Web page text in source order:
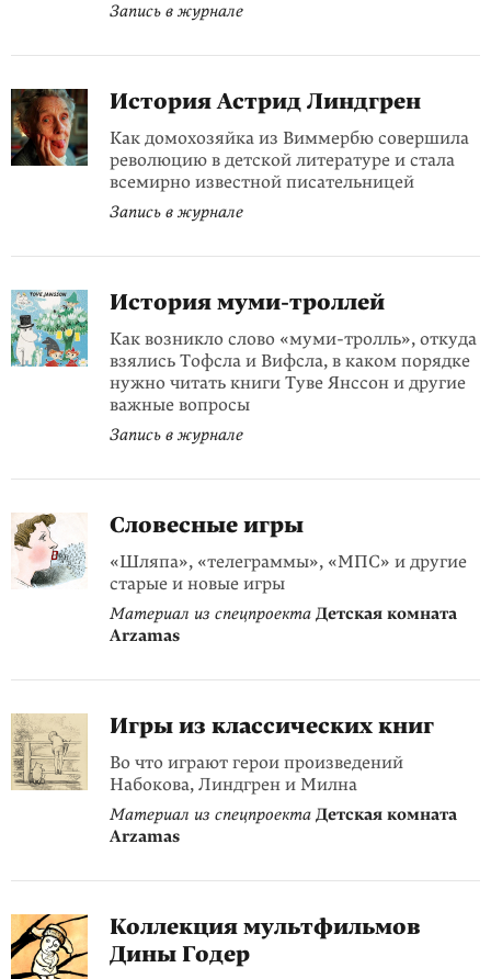
Запись в журнале
История Астрид Линдгрен
Как домохозяйка из Виммербю совершила
революцию в детской литературе и стала
всемирно известной писательницей
Запись в журнале
История муми-троллей
Как возникло слово «муми-тролль», откуда
взялись Тофсла и Вифсла, в каком порядке
нужно читать книги Туве Янссон и другие
важные вопросы
Запись в журнале
Словесные игры
«Шляпа», «телеграммы», «МПС» и другие
старые и новые игры
Материал из спецпроекта Детская комната
Arzamas
Игры из классических книг
Во что играют герои произведений
Набокова, Линдгрен и Милна
Материал из спецпроекта Детская комната
Arzamas
Коллекция мультфильмов
Дины Годер